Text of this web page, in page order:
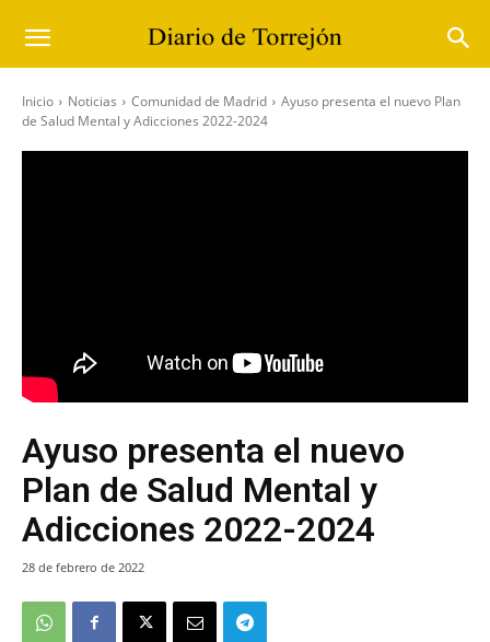
Inicio Noticias Comunidad de Madrid
Ayuso presenta el nuevo Plan
de Salud Mental y Adicciones 2022-2024
Ayuso presenta el nuevo
Plan de Salud Mental y
Adicciones 2022-2024
28 de febrero de 2022